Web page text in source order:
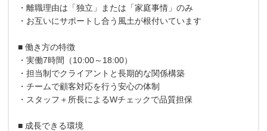
・離職理由は「独立」または「家庭事情」のみ
・お互いにサポートし合う風土が根付いています
■ 働き方の特徴
・実働7時間（10:00～18:00）
・担当制でクライアントと長期的な関係構築
・チームで顧客対応を行う安心の体制
・スタッフ＋所長によるWチェックで品質担保
■ 成長できる環境